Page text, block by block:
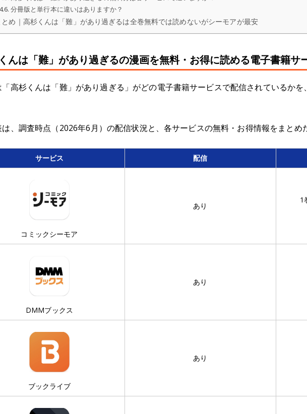
分冊版と単行本に違いはありますか？
とめ｜高杉くんは「難」があり過ぎるは全巻無料では読めないがシーモアが最安
んは「難」があり過ぎるの漫画を無料・お得に読める電子書籍サ
「高杉くんは「難」があり過ぎる」がどの電子書籍サービスで配信されているか
、調査時点（2026年6月）の配信状況と、各サービスの無料・お得情報をまとめ
サービス 配信
コミックシーモア
あり
1
DMMブックス
あり
ブックライブ
あり